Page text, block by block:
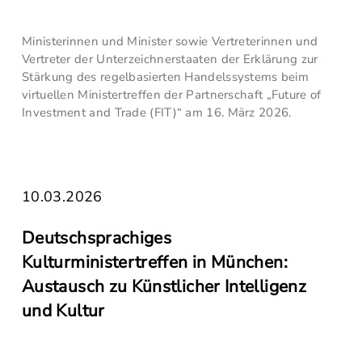
Ministerinnen und Minister sowie Vertreterinnen und
Vertreter der Unterzeichnerstaaten der Erklärung zur
Stärkung des regelbasierten Handelssystems beim
virtuellen Ministertreffen der Partnerschaft „Future of
Investment and Trade (FIT)“ am 16. März 2026.
10.03.2026
Deutschsprachiges
Kulturministertreffen in München:
Austausch zu Künstlicher Intelligenz
und Kultur